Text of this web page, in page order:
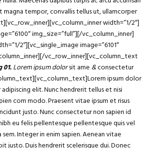
magna tempor, convallis tellus ut, ullamcorper
width=”1/2″]
img_size=”full”][/vc_column_inner]
2″][vc_single_image image=”6101″
vc_row_inner][vc_column_text
01.Lorem ipsum dolorsit ame &consectetur
ipsum dolor
elit. Nunc hendrerit tellus et nisi
com modo. Praesent vitae ipsum et risus
justo. Nunc consectetur non sapien id
eu felis pellentesque pellentesque quis vel
sem. Integer in enim sapien. Aenean vitae
justo. Duis hendrerit scelerisque dui. Donec